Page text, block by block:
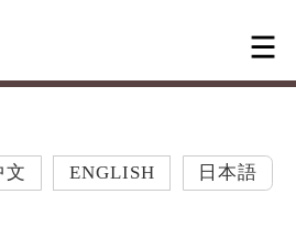
ENGLISH 日本語